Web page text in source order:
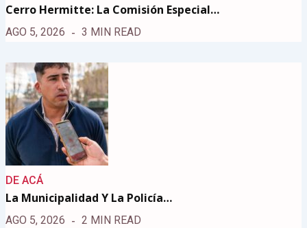
Cerro Hermitte: La Comisión Especial…
AGO 5, 2026 3 MIN READ
DE ACÁ
La Municipalidad Y La Policía…
AGO 5, 2026 2 MIN READ